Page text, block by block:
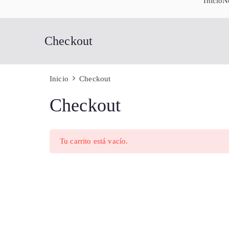
Checkout
Inicio Checkout
Checkout
Tu carrito está vacío.